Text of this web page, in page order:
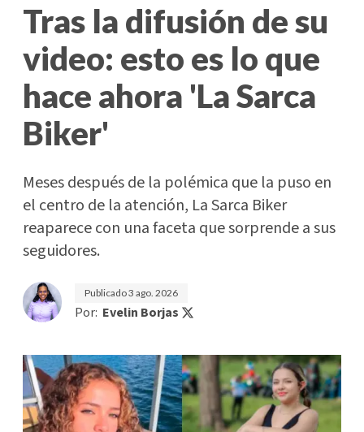
Tras la difusión de su
video: esto es lo que
hace ahora 'La Sarca
Biker'
Meses después de la polémica que la puso en
el centro de la atención, La Sarca Biker
reaparece con una faceta que sorprende a sus
seguidores.
Publicado3 ago. 2026
Por: Evelin Borjas